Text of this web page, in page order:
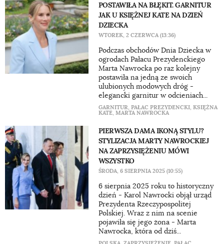
POSTAWIŁA NA BŁĘKIT. GARNITUR
JAK U KSIĘŻNEJ KATE NA DZIEŃ
DZIECKA
WTOREK, 2 CZERWCA (13:36)
Podczas obchodów Dnia Dziecka w
ogrodach Pałacu Prezydenckiego
Marta Nawrocka po raz kolejny
postawiła na jedną ze swoich
ulubionych modowych dróg -
elegancki garnitur w odcieniach...
GARNITUR, PAŁAC PREZYDENCKI, KSIĘŻNA
KATE, MARTA NAWROCKA
PIERWSZA DAMA IKONĄ STYLU?
STYLIZACJA MARTY NAWROCKIEJ
NA ZAPRZYSIĘŻENIU MÓWI
WSZYSTKO
ŚRODA, 6 SIERPNIA 2025 (10:55)
6 sierpnia 2025 roku to historyczny
dzień - Karol Nawrocki objął urząd
Prezydenta Rzeczypospolitej
Polskiej. Wraz z nim na scenie
pojawiła się jego żona - Marta
Nawrocka, która od dziś...